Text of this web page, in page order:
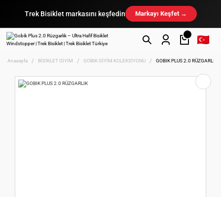
Trek Bisiklet markasını keşfedin Markayı Keşfet →
Anasayfa BİSİKLET GİYİM GOBIK GİYİM KOLEKSİYONU GOBIK PLUS 2.0 RÜZGARLIK